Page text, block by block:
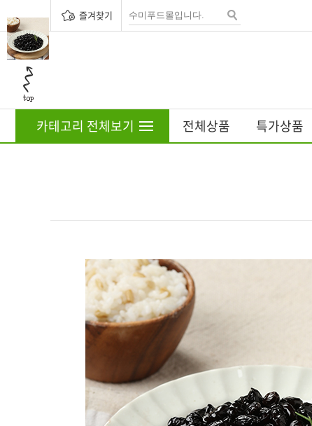
즐겨찾기
카테고리 전체보기 전체상품 특가상품